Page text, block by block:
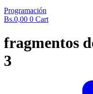
Programación
Bs.0,00 0 Cart
fragmentos
3